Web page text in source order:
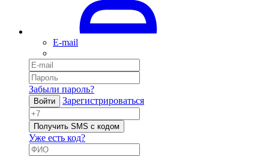
E-mail
Забыли пароль?
Войти Зарегистрироваться
Получить SMS с кодом
Уже есть код?